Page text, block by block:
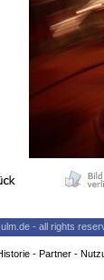
- all rights
- Partner-